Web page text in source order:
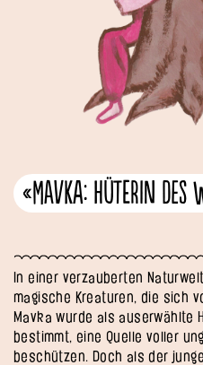
«Mavka: Hüterin des
In einer verzauberten
magische Kreaturen, die sich
Mavka wurde als auserwählte
bestimmt, eine Quelle voller
beschützen. Doch als der